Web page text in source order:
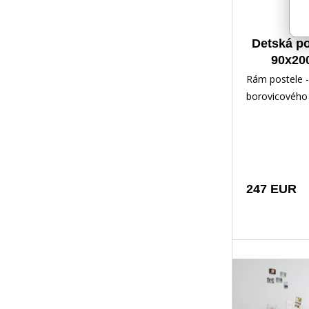
Detská
Rám postele
247 EUR